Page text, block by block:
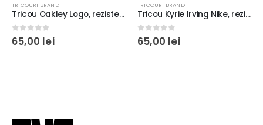
TRICOURI BRAND
Tricou Oakley Logo, rezistent la spălări, bumbac 100%, Unisex, Regular fit, culoare alb/negru
0 out of 5
65,00 lei
TRICOURI BRAND
Tricou Kyrie Irving Nike, rezistent la spălări, regular fit, bumbac 100%, culoare alb/negru #7
0 out of 5
65,00 lei